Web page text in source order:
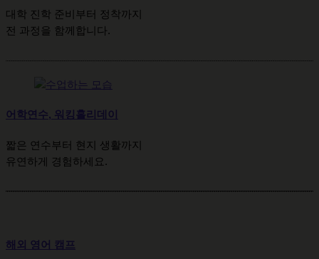
대학 진학 준비부터 정착까지
전 과정을 함께합니다.
어학연수, 워킹홀리데이
짧은 연수부터 현지 생활까지
유연하게 경험하세요.
해외 영어 캠프